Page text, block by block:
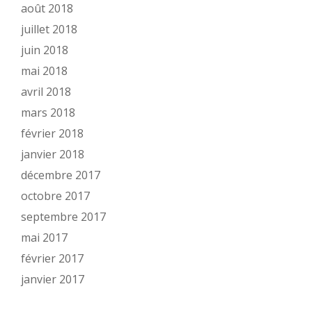
août 2018
juillet 2018
juin 2018
mai 2018
avril 2018
mars 2018
février 2018
janvier 2018
décembre 2017
octobre 2017
septembre 2017
mai 2017
février 2017
janvier 2017